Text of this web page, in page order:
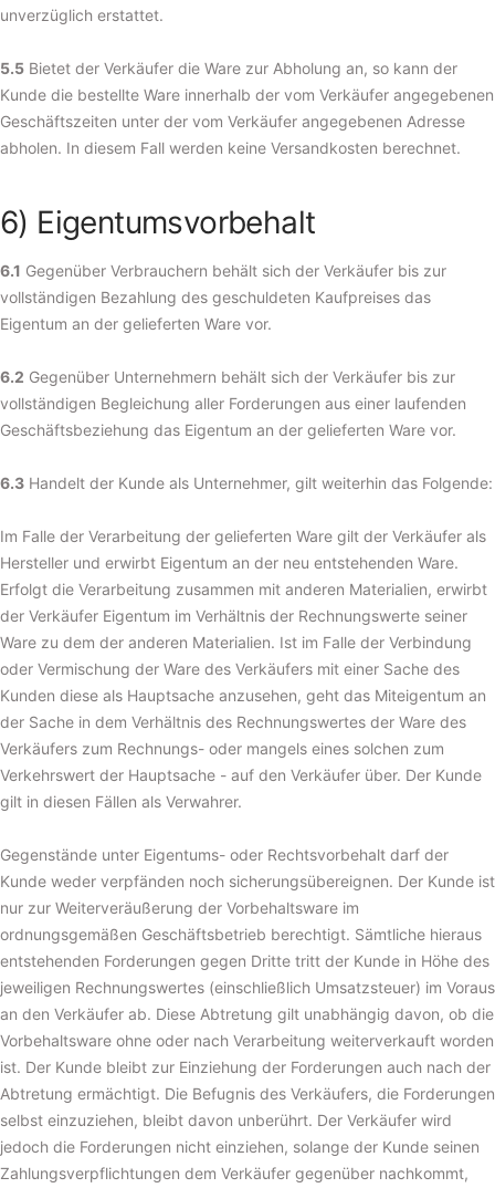
unverzüglich erstattet.
5.5 Bietet der Verkäufer die Ware zur Abholung an, so kann der
Kunde die bestellte Ware innerhalb der vom Verkäufer angegebenen
Geschäftszeiten unter der vom Verkäufer angegebenen Adresse
abholen. In diesem Fall werden keine Versandkosten berechnet.
6) Eigentumsvorbehalt
6.1 Gegenüber Verbrauchern behält sich der Verkäufer bis zur
vollständigen Bezahlung des geschuldeten Kaufpreises das
Eigentum an der gelieferten Ware vor.
6.2 Gegenüber Unternehmern behält sich der Verkäufer bis zur
vollständigen Begleichung aller Forderungen aus einer laufenden
Geschäftsbeziehung das Eigentum an der gelieferten Ware vor.
6.3 Handelt der Kunde als Unternehmer, gilt weiterhin das Folgende:
Im Falle der Verarbeitung der gelieferten Ware gilt der Verkäufer als
Hersteller und erwirbt Eigentum an der neu entstehenden Ware.
Erfolgt die Verarbeitung zusammen mit anderen Materialien, erwirbt
der Verkäufer Eigentum im Verhältnis der Rechnungswerte seiner
Ware zu dem der anderen Materialien. Ist im Falle der Verbindung
oder Vermischung der Ware des Verkäufers mit einer Sache des
Kunden diese als Hauptsache anzusehen, geht das Miteigentum an
der Sache in dem Verhältnis des Rechnungswertes der Ware des
Verkäufers zum Rechnungs- oder mangels eines solchen zum
Verkehrswert der Hauptsache - auf den Verkäufer über. Der Kunde
gilt in diesen Fällen als Verwahrer.
Gegenstände unter Eigentums- oder Rechtsvorbehalt darf der
Kunde weder verpfänden noch sicherungsübereignen. Der Kunde ist
nur zur Weiterveräußerung der Vorbehaltsware im
ordnungsgemäßen Geschäftsbetrieb berechtigt. Sämtliche hieraus
entstehenden Forderungen gegen Dritte tritt der Kunde in Höhe des
jeweiligen Rechnungswertes (einschließlich Umsatzsteuer) im Voraus
an den Verkäufer ab. Diese Abtretung gilt unabhängig davon, ob die
Vorbehaltsware ohne oder nach Verarbeitung weiterverkauft worden
ist. Der Kunde bleibt zur Einziehung der Forderungen auch nach der
Abtretung ermächtigt. Die Befugnis des Verkäufers, die Forderungen
selbst einzuziehen, bleibt davon unberührt. Der Verkäufer wird
jedoch die Forderungen nicht einziehen, solange der Kunde seinen
Zahlungsverpflichtungen dem Verkäufer gegenüber nachkommt,